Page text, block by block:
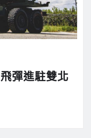
彈進駐雙北